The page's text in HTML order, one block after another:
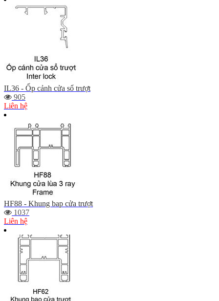
IL36 - Ốp cảnh cửa sổ trượt
905
Liên hệ
HF88 - Khung bap cửa trượt
1037
Liên hệ